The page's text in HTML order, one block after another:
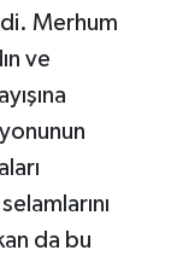
Merhum
ve
da bu